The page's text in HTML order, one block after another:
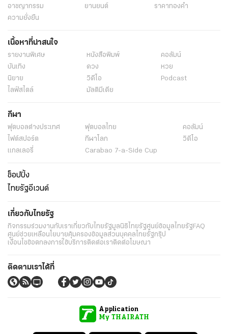
อิทธิพลโซเชียลมีเดีย
อาชญากรรม
ยานยนต์
ราคาทองคำ
ความยั่งยืน
เนื้อหาที่น่าสนใจ
รายงานพิเศษ หนังสือพิมพ์
คอลัมน์
บันเทิง
ดวง
หวย
นิยาย
วิดีโอ
Podcast
ไลฟ์สไตล์
มัลติมีเดีย
กีฬา
ฟุตบอลต่่างประเทศ ฟุตบอลไทย
คอลัมน์
ไฟต์สปอร์ต
กีฬาโลก
วิดีโอ
แกลเลอรี่
Carabao 7-a-Side Cup
ช็อปปิ้ง
ไทยรัฐอีเวนต์
เกี่ยวกับไทยรัฐ
กิจกรรมร่วมงานกับเราเกี่ยวกับไทยรัฐมูลนิธิไทยรัฐศูนย์ข้อมูลไทยรัฐFAQ
ศูนย์ช่วยเหลือนโยบายคุ้มครองข้อมูลส่วนบุคคลไทยรัฐกรุ๊ป
เงื่อนไขข้อตกลงการใช้บริการติดต่อเราติดต่อโฆษณา
ติดตามเราได้ที่
Application
My THAIRATH